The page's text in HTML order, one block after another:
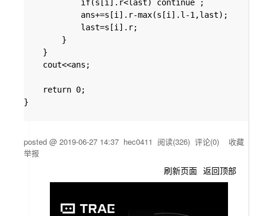
}
posted @ 2019-06-27 14:37 hec0411 阅读(326) 评论(0) 收藏
举报
刷新页面 返回顶部